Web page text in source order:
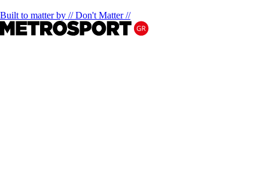
Built to matter by // Don't Matter //